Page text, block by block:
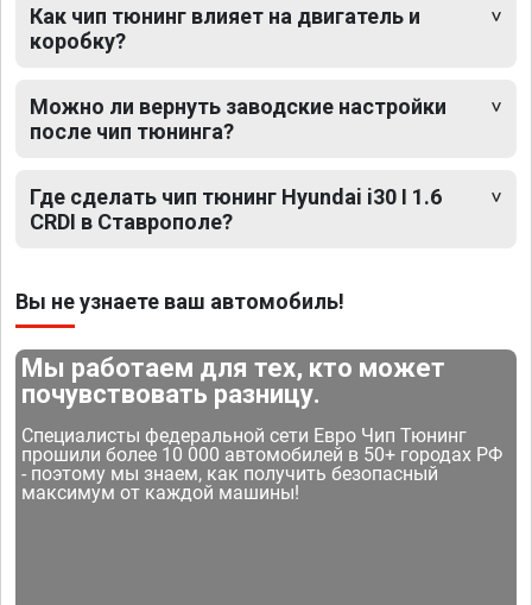
Как чип тюнинг влияет на двигатель и
коробку?
Можно ли вернуть заводские настройки
после чип тюнинга?
Где сделать чип тюнинг Hyundai i30 I 1.6
CRDI в Ставрополе?
Вы не узнаете ваш автомобиль!
Мы работаем для тех, кто может
почувствовать разницу.
Специалисты федеральной сети Евро Чип Тюнинг
прошили более 10 000 автомобилей в 50+ городах РФ
- поэтому мы знаем, как получить безопасный
максимум от каждой машины!